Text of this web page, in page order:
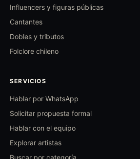
Influencers y figuras públicas
Cantantes
Dobles y tributos
Folclore chileno
SERVICIOS
Hablar por WhatsApp
Solicitar propuesta formal
Hablar con el equipo
Explorar artistas
Buscar por categoría